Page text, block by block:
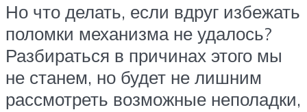
Но что делать, если вдруг избежать
поломки механизма не удалось?
Разбираться в причинах этого мы
не станем, но будет не лишним
рассмотреть возможные неполадки,